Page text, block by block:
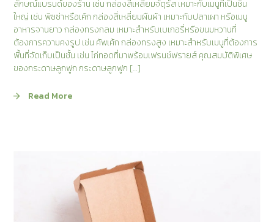
ลักษณ์แบรนด์ของร้าน เช่น กล่องสี่เหลี่ยมจัตุรัส เหมาะกับเมนูที่เป็นชิ้น
ใหญ่ เช่น พิซซ่าหรือเค้ก กล่องสี่เหลี่ยมผืนผ้า เหมาะกับปลาเผา หรือเมนู
อาหารจานยาว กล่องทรงกลม เหมาะสำหรับเบเกอรี่หรือขนมหวานที่
ต้องการความคงรูป เช่น คัพเค้ก กล่องทรงสูง เหมาะสำหรับเมนูที่ต้องการ
พื้นที่จัดเก็บเป็นชั้น เช่น ไก่ทอดที่มาพร้อมเฟรนช์ฟรายส์ คุณสมบัติพิเศษ
ของกระดาษลูกฟูก กระดาษลูกฟูก […]
Read More